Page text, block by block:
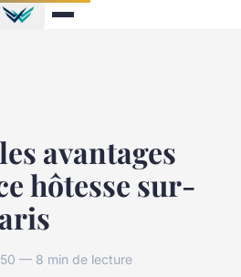
avantages
hôtesse sur-
— 8 min de lecture